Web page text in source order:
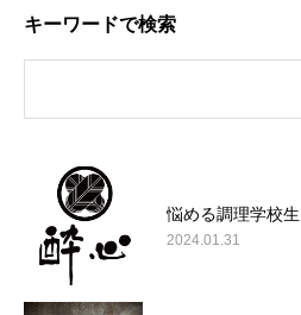
キーワードで検索
悩める調理学校生
2024.01.31